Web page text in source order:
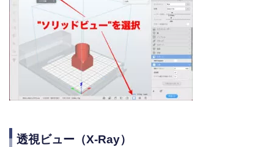
透視ビュー（X-Ray）